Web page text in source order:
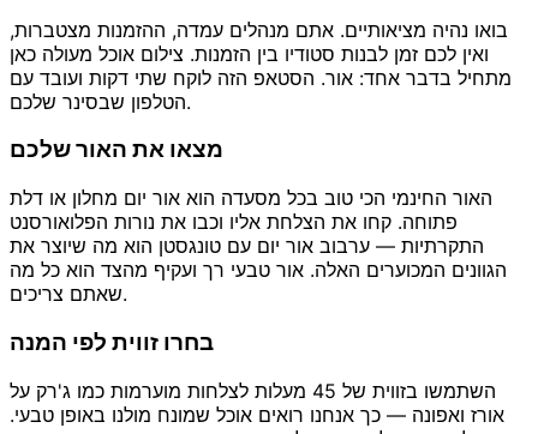
בואו נהיה מציאותיים. אתם מנהלים עמדה, ההזמנות מצטברות,
ואין לכם זמן לבנות סטודיו בין הזמנות. צילום אוכל מעולה כאן
מתחיל בדבר אחד: אור. הסטאפ הזה לוקח שתי דקות ועובד עם
הטלפון שבסינר שלכם.
מצאו את האור שלכם
האור החינמי הכי טוב בכל מסעדה הוא אור יום מחלון או דלת
פתוחה. קחו את הצלחת אליו וכבו את נורות הפלואורסנט
התקרתיות — ערבוב אור יום עם טונגסטן הוא מה שיוצר את
הגוונים המכוערים האלה. אור טבעי רך ועקיף מהצד הוא כל מה
שאתם צריכים.
בחרו זווית לפי המנה
השתמשו בזווית של 45 מעלות לצלחות מוערמות כמו ג'רק על
אורז ואפונה — כך אנחנו רואים אוכל שמונח מולנו באופן טבעי.